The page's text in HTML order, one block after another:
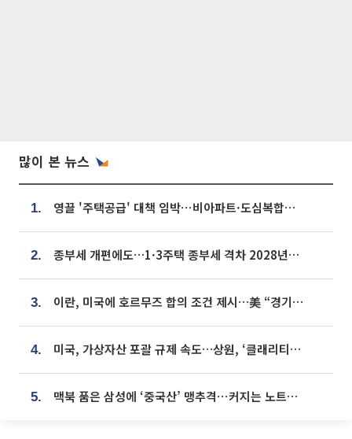
많이 본 뉴스
1. 영끌 '주택공급' 대책 임박⋯비아파트·도심복합까지 총동원
2. 종부세 개편에도…1·3주택 종부세 격차 2028년부터 확대
3. 이란, 미국에 호르무즈 합의 조건 제시…美 “경기 아직 안 끝나” [종합]
4. 미국, 가상자산 포괄 규제 속도…상원, ‘클래리티법’ 9월 절차투표 추진
5. 맥북 품은 삼성에 ‘중국산’ 맹추격⋯커지는 노트북 OLED 시장